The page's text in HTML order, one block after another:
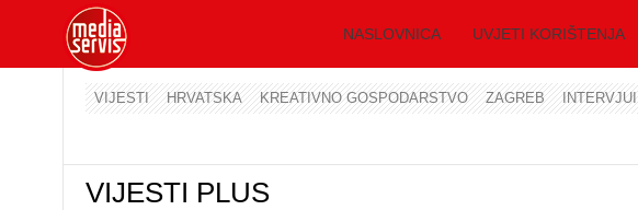
NASLOVNICA UVJETI KORIŠTENJA
VIJESTI HRVATSKA KREATIVNO GOSPODARSTVO ZAGREB INTERVJUI
VIJESTI PLUS